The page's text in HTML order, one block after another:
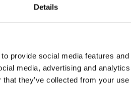
Details
provide social media features
media, advertising and
they’ve collected from your
sedi
Panoramica
Source-to-Pay